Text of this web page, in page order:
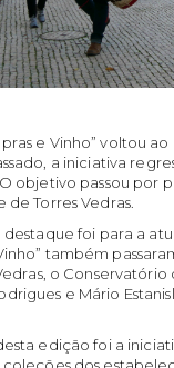
e Vinho” voltou
a iniciativa
objetivo passou
Torres Vedras.
foi para a
também
o Conservatório
e Mário
edição foi a
dos